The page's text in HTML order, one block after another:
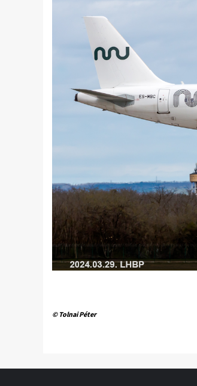
© Tolnai Péter